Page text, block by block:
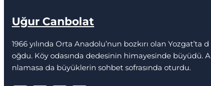
Uğur Canbolat
1966 yılında Orta Anadolu’nun bozkırı olan Yozgat’ta d
oğdu. Köy odasında dedesinin himayesinde büyüdü. A
nlamasa da büyüklerin sohbet sofrasında oturdu.